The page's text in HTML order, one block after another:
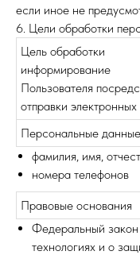
если иное не
6. Цели обработки
Цель обработки
информирование
Пользователя
отправки
Персональные данные
фамилия, имя,
номера телефонов
Правовые основания
Федеральный
технологиях и о